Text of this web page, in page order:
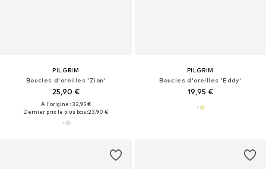
PILGRIM
Boucles d'oreilles 'Zion'
25,90 €
À l'origine : 32,95 €
Dernier prix le plus bas :23,90 €
PILGRIM
Boucles d'oreilles 'Eddy'
19,95 €